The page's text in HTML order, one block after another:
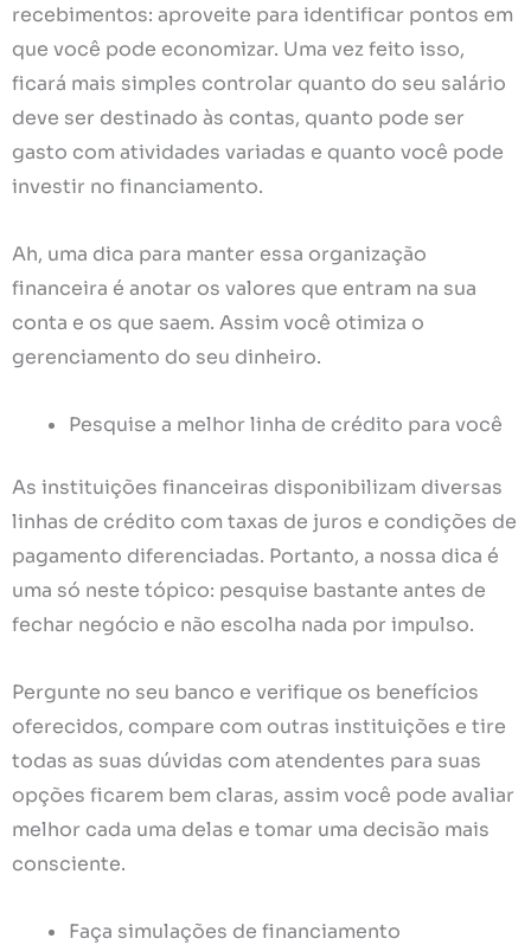
recebimentos: aproveite para identificar pontos em
que você pode economizar. Uma vez feito isso,
ficará mais simples controlar quanto do seu salário
deve ser destinado às contas, quanto pode ser
gasto com atividades variadas e quanto você pode
investir no financiamento.
Ah, uma dica para manter essa organização
financeira é anotar os valores que entram na sua
conta e os que saem. Assim você otimiza o
gerenciamento do seu dinheiro.
Pesquise a melhor linha de crédito para você
As instituições financeiras disponibilizam diversas
linhas de crédito com taxas de juros e condições de
pagamento diferenciadas. Portanto, a nossa dica é
uma só neste tópico: pesquise bastante antes de
fechar negócio e não escolha nada por impulso.
Pergunte no seu banco e verifique os benefícios
oferecidos, compare com outras instituições e tire
todas as suas dúvidas com atendentes para suas
opções ficarem bem claras, assim você pode avaliar
melhor cada uma delas e tomar uma decisão mais
consciente.
Faça simulações de financiamento